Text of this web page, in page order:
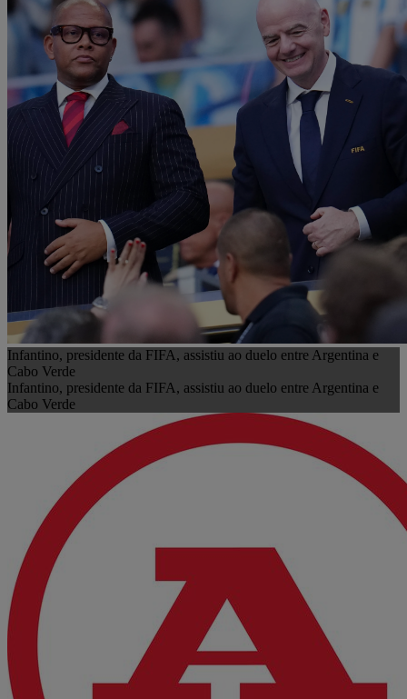
Infantino, presidente da FIFA, assistiu ao duelo entre Argentina e
Cabo Verde
Infantino, presidente da FIFA, assistiu ao duelo entre Argentina e
Cabo Verde